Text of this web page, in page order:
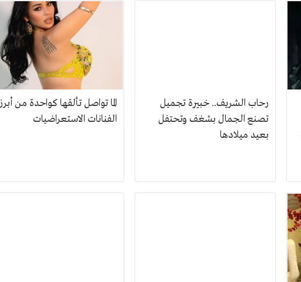
رحاب الشريف.. خبيرة تجميل
تصنع الجمال بشغف وتحتفل
بعيد ميلادها
الما تواصل تألقها كواحدة من أبرز
الفنانات الاستعراضيات